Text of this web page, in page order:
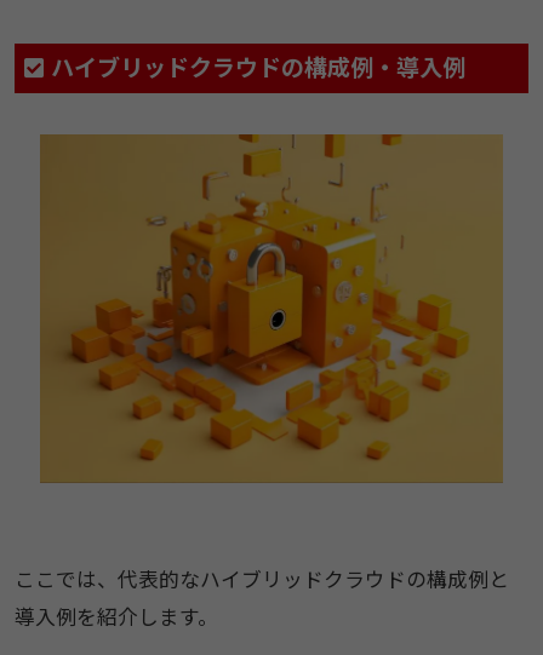
ハイブリッドクラウドの構成例・導入例
ここでは、代表的なハイブリッドクラウドの構成例と
導入例を紹介します。